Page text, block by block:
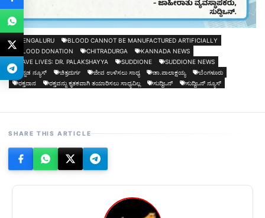
BENGALURU
BLOOD CANNOT BE MANUFACTURED ARTIFICIALLY
BLOOD DONATION
CHITRADURGA
KANNADA NEWS
SAVE LIVES: DR. PALAKSHAYYA
SUDDIONE
SUDDIONE NEWS
ಕನ್ನಡ ನ್ಯೂಸ್
ಚಿತ್ರದುರ್ಗ ಜೀವ ಉಳಿಸಲು ಸಾಧ್ಯ ಡಾ.ಪಾಲಾಕ್ಷಯ್ಯ
ಬೆಂಗಳೂರು
ರಕ್ತದಾನ
ರಕ್ತವನ್ನು ಕೃತಕವಾಗಿ ತಯಾರಿಸಲು ಸಾಧ್ಯವಿಲ್ಲ ಸುದ್ದಿಒನ್ ಸುದ್ದಿಒನ್ ನ್ಯೂಸ್
SHARE THIS ARTICLE